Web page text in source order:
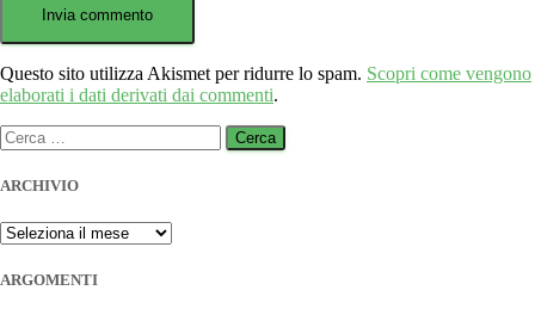
Questo sito utilizza Akismet per ridurre lo spam. Scopri come vengono
elaborati i dati derivati dai commenti.
Ricerca
per:
ARCHIVIO
ARCHIVIO
ARGOMENTI